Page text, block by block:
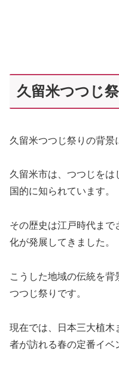
久留米つつじ
久留米つつじ祭りの背景
久留米市は、つつじをは
国的に知られています。
その歴史は江戸時代まで
化が発展してきました。
こうした地域の伝統を
つつじ祭りです。
現在では、日本三大植木
者が訪れる春の定番イベ